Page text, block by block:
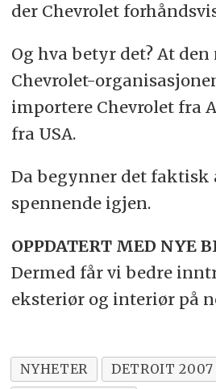
der Chevrolet
Og hva betyr det? At
Chevrolet-
importere Chevrolet fra
fra USA.
Da begynner det
spennende igjen.
OPPDATERT MED NYE
Dermed får vi bedre
eksteriør og interiør på
NYHETER DETROIT 2007